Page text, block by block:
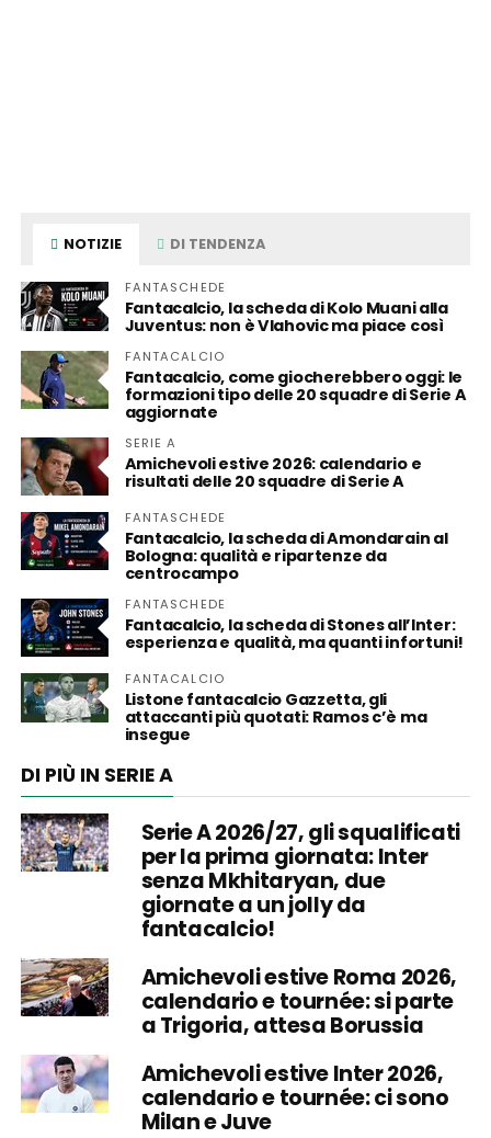
NOTIZIE DI TENDENZA
FANTASCHEDE
Fantacalcio, la scheda di Kolo Muani alla
Juventus: non è Vlahovic ma piace così
FANTACALCIO
Fantacalcio, come giocherebbero oggi: le
formazioni tipo delle 20 squadre di Serie A
aggiornate
SERIE A
Amichevoli estive 2026: calendario e
risultati delle 20 squadre di Serie A
FANTASCHEDE
Fantacalcio, la scheda di Amondarain al
Bologna: qualità e ripartenze da
centrocampo
FANTASCHEDE
Fantacalcio, la scheda di Stones all’Inter:
esperienza e qualità, ma quanti infortuni!
FANTACALCIO
Listone fantacalcio Gazzetta, gli
attaccanti più quotati: Ramos c’è ma
insegue
DI PIÙ IN SERIE A
Serie A 2026/27, gli squalificati
per la prima giornata: Inter
senza Mkhitaryan, due
giornate a un jolly da
fantacalcio!
Amichevoli estive Roma 2026,
calendario e tournée: si parte
a Trigoria, attesa Borussia
Amichevoli estive Inter 2026,
calendario e tournée: ci sono
Milan e Juve